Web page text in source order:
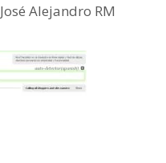
José Alejandro RM